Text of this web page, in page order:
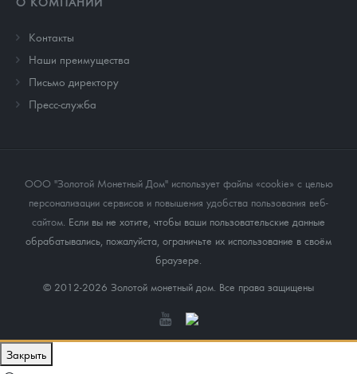
Контакты
Наши преимущества
Письмо директору
Пресс-служба
ООО "Золотой Монетный Дом" использует файлы «cookie» с целью
персонализации сервисов и повышения удобства пользования веб-
сайтом. Если вы не хотите, чтобы ваши пользовательские данные
обрабатывались, пожалуйста, ограничьте их использование в своём
браузере.
© 2012-2026 Золотой монетный дом. Все права защищены
Закрыть